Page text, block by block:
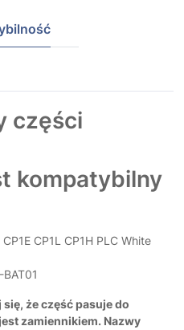
części
kompatybilny
CP1L CP1H PLC White
że część pasuje do
zamiennikiem. Nazwy